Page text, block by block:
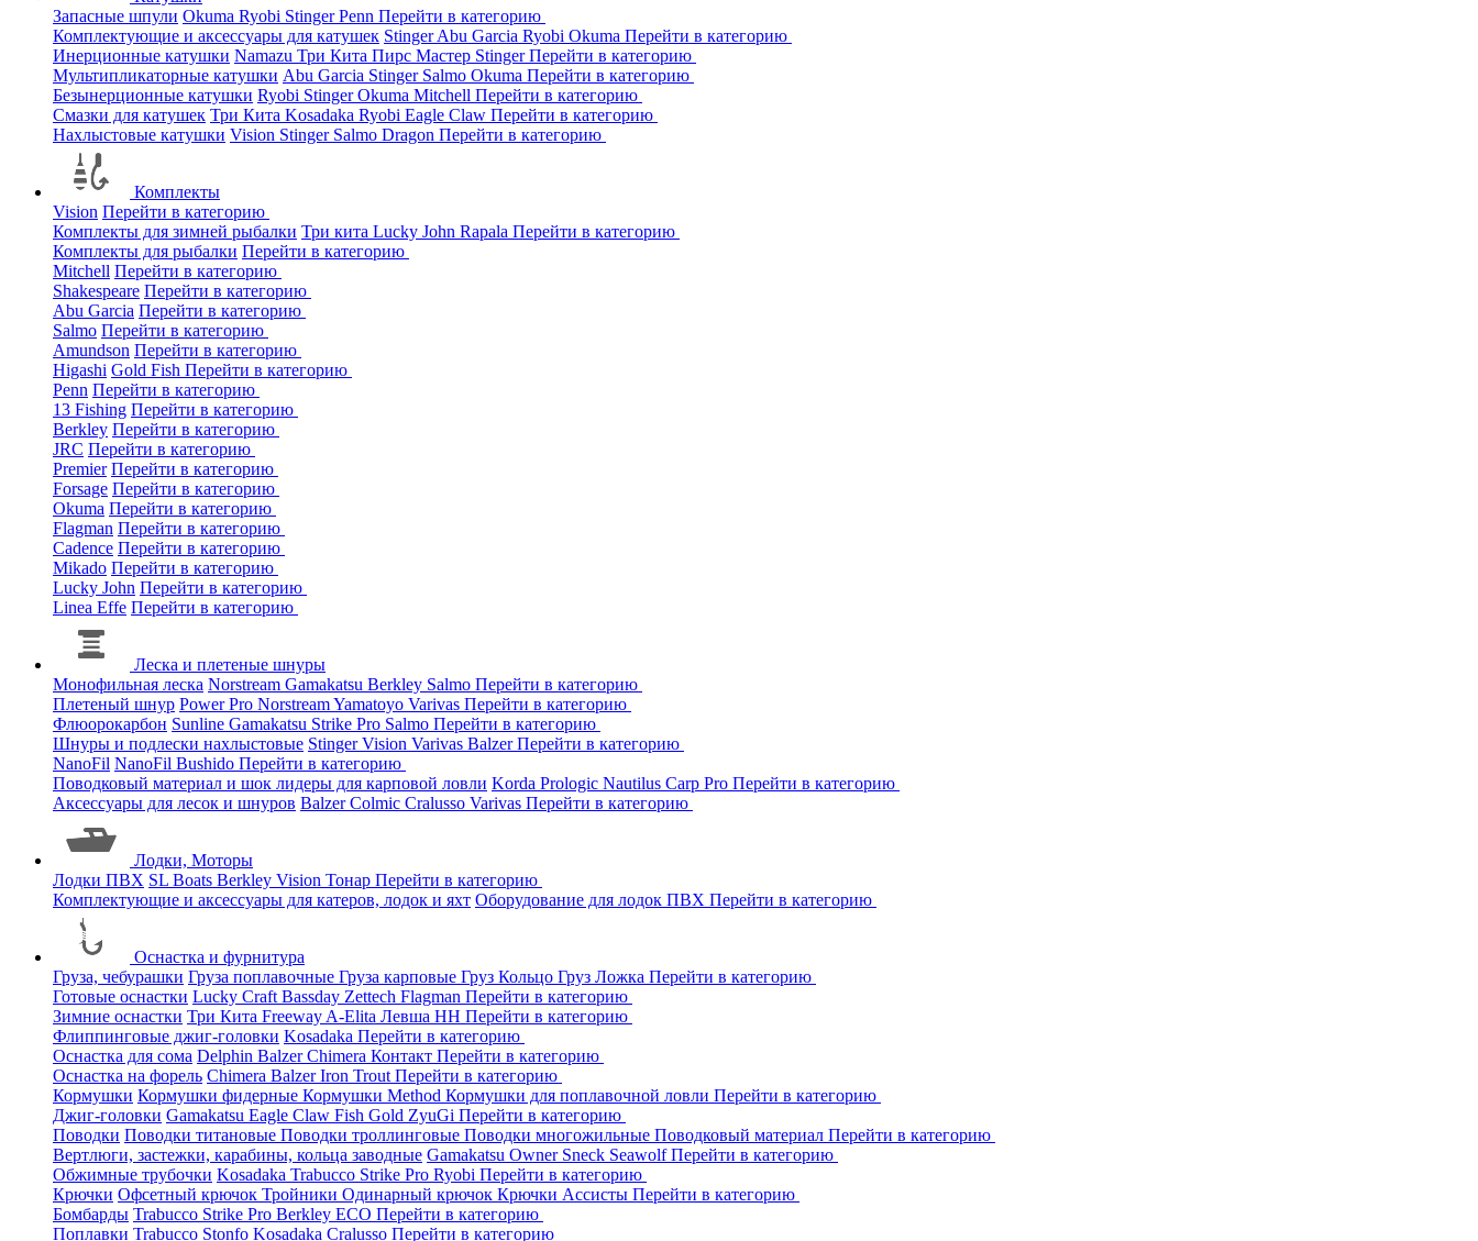
Запасные шпули Okuma Ryobi StingerPenn Перейти в категорию
Комплектующие и аксессуары для катушек StingerAbu Garcia Ryobi Okuma Перейти в категорию
Инерционные катушки Namazu Три Кита Пирс Мастер StingerПерейти в категорию
Мультипликаторные катушки Abu Garcia Stinger Salmo Okuma Перейти в категорию
Безынерционные катушки Ryobi StingerOkuma Mitchell Перейти в категорию
Смазки для катушек Три Кита Kosadaka Ryobi Eagle Claw Перейти в категорию
Нахлыстовые катушки Vision Stinger Salmo Dragon Перейти в категорию
Комплекты
Vision Перейти в категорию
Комплекты для зимней рыбалки Три кита Lucky John Rapala Перейти в категорию
Комплекты для рыбалки Перейти в категорию
Mitchell Перейти в категорию
Shakespeare Перейти в категорию
Abu Garcia Перейти в категорию
Salmo Перейти в категорию
Amundson Перейти в категорию
Higashi Gold Fish Перейти в категорию
Penn Перейти в категорию
13 Fishing Перейти в категорию
Berkley Перейти в категорию
JRC Перейти в категорию
Premier Перейти в категорию
Forsage Перейти в категорию
Okuma Перейти в категорию
Flagman Перейти в категорию
Cadence Перейти в категорию
Mikado Перейти в категорию
Lucky John Перейти в категорию
Linea Effe Перейти в категорию
Леска и плетеные шнуры
Монофильная леска Norstream Gamakatsu Berkley Salmo Перейти в категорию
Плетеный шнур Power Pro NorstreamYamatoyo Varivas Перейти в категорию
Флюорокарбон Sunline Gamakatsu Strike Pro Salmo Перейти в категорию
Шнуры и подлески нахлыстовые StingerVision Varivas BalzerПерейти в категорию
NanoFil NanoFil Bushido Перейти в категорию
Поводковый материал и шок лидеры для карповой ловли Korda Prologic Nautilus Carp Pro Перейти в категорию
Аксессуары для лесок и шнуров BalzerColmic Cralusso Varivas Перейти в категорию
Лодки, Моторы
Лодки ПВХ SL Boats Berkley Vision Тонар Перейти в категорию
Комплектующие и аксессуары для катеров, лодок и яхт Оборудование для лодок ПВХ Перейти в категорию
Оснастка и фурнитура
Груза, чебурашки Груза поплавочные Груза карповые Груз Кольцо Груз Ложка Перейти в категорию
Готовые оснастки Lucky Craft Bassday Zettech Flagman Перейти в категорию
Зимние оснастки Три Кита Freeway A-Elita Левша НН Перейти в категорию
Флиппинговые джиг-головки Kosadaka Перейти в категорию
Оснастка для сома Delphin BalzerChimera Контакт Перейти в категорию
Оснастка на форель Chimera BalzerIron Trout Перейти в категорию
Кормушки Кормушки фидерные Кормушки Method Кормушки для поплавочной ловли Перейти в категорию
Джиг-головки Gamakatsu Eagle Claw Fish Gold ZyuGi Перейти в категорию
Поводки Поводки титановые Поводки троллинговые Поводки многожильные Поводковый материал Перейти в категорию
Вертлюги, застежки, карабины, кольца заводные Gamakatsu Owner Sneck SeawolfПерейти в категорию
Обжимные трубочки Kosadaka Trabucco Strike Pro Ryobi Перейти в категорию
Крючки Офсетный крючок Тройники Одинарный крючок Крючки Ассисты Перейти в категорию
Бомбарды Trabucco Strike Pro Berkley ECO Перейти в категорию
Поплавки Trabucco Stonfo Kosadaka Cralusso Перейти в категорию